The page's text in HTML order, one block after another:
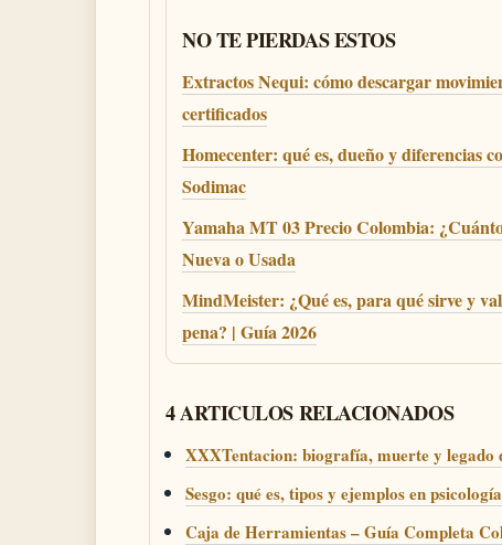
NO TE PIERDAS ESTOS
Extractos Nequi: cómo descargar
certificados
Homecenter: qué es, dueño y diferencias
Sodimac
Yamaha MT 03 Precio Colombia:
Nueva o Usada
MindMeister: ¿Qué es, para qué sirve y
pena? | Guía 2026
4 ARTICULOS RELACIONADOS
XXXTentacion: biografía, muerte y legado
Sesgo: qué es, tipos y ejemplos en
Caja de Herramientas – Guía Completa